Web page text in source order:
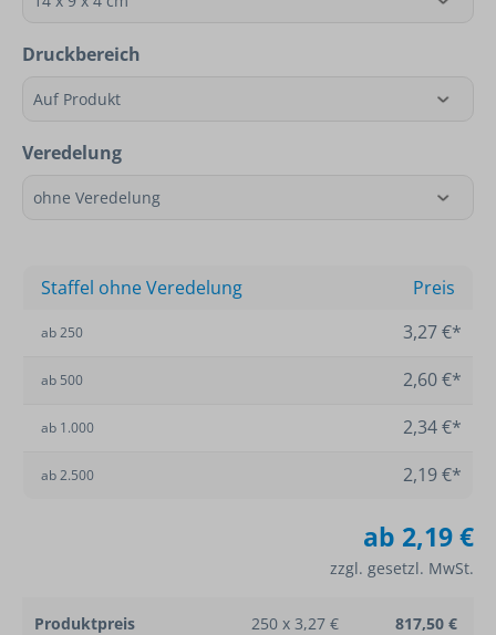
Druckbereich
Veredelung
Staffel ohne Veredelung Preis
ab250 3,27 €*
ab 500 2,60 €*
ab 1.000 2,34 €*
ab2.500 2,19 €*
ab 2,19 €
zzgl. gesetzl. MwSt.
Produktpreis 250 x 3,27 €
817,50 €